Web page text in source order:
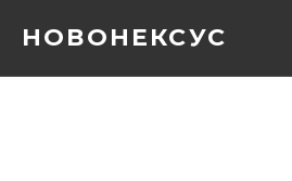
НОВОНЕКСУС